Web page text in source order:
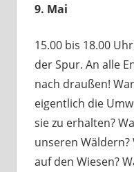
9. Mai
15.00 bis 18.00
der Spur. An alle
nach draußen!
eigentlich die
sie zu erhalten?
unseren Wäldern?
auf den Wiesen?